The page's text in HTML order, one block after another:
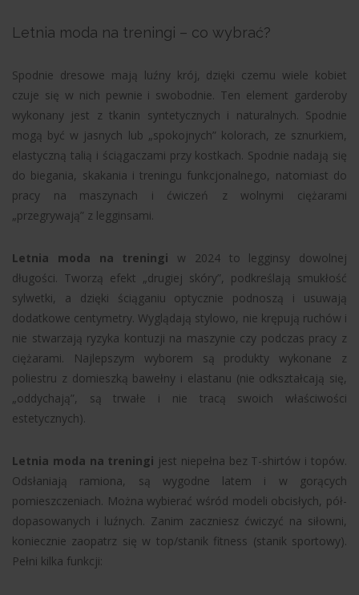
Letnia moda na treningi – co wybrać?
Spodnie dresowe mają luźny krój, dzięki czemu wiele kobiet
czuje się w nich pewnie i swobodnie. Ten element garderoby
wykonany jest z tkanin syntetycznych i naturalnych. Spodnie
mogą być w jasnych lub „spokojnych” kolorach, ze sznurkiem,
elastyczną talią i ściągaczami przy kostkach. Spodnie nadają się
do biegania, skakania i treningu funkcjonalnego, natomiast do
pracy na maszynach i ćwiczeń z wolnymi ciężarami
„przegrywają” z legginsami.
Letnia moda na treningi w 2024 to legginsy dowolnej
długości. Tworzą efekt „drugiej skóry”, podkreślają smukłość
sylwetki, a dzięki ściąganiu optycznie podnoszą i usuwają
dodatkowe centymetry. Wyglądają stylowo, nie krępują ruchów i
nie stwarzają ryzyka kontuzji na maszynie czy podczas pracy z
ciężarami. Najlepszym wyborem są produkty wykonane z
poliestru z domieszką bawełny i elastanu (nie odkształcają się,
„oddychają”, są trwałe i nie tracą swoich właściwości
estetycznych).
Letnia moda na treningi jest niepełna bez T-shirtów i topów.
Odsłaniają ramiona, są wygodne latem i w gorących
pomieszczeniach. Można wybierać wśród modeli obcisłych, pół-
dopasowanych i luźnych. Zanim zaczniesz ćwiczyć na siłowni,
koniecznie zaopatrz się w top/stanik fitness (stanik sportowy).
Pełni kilka funkcji: